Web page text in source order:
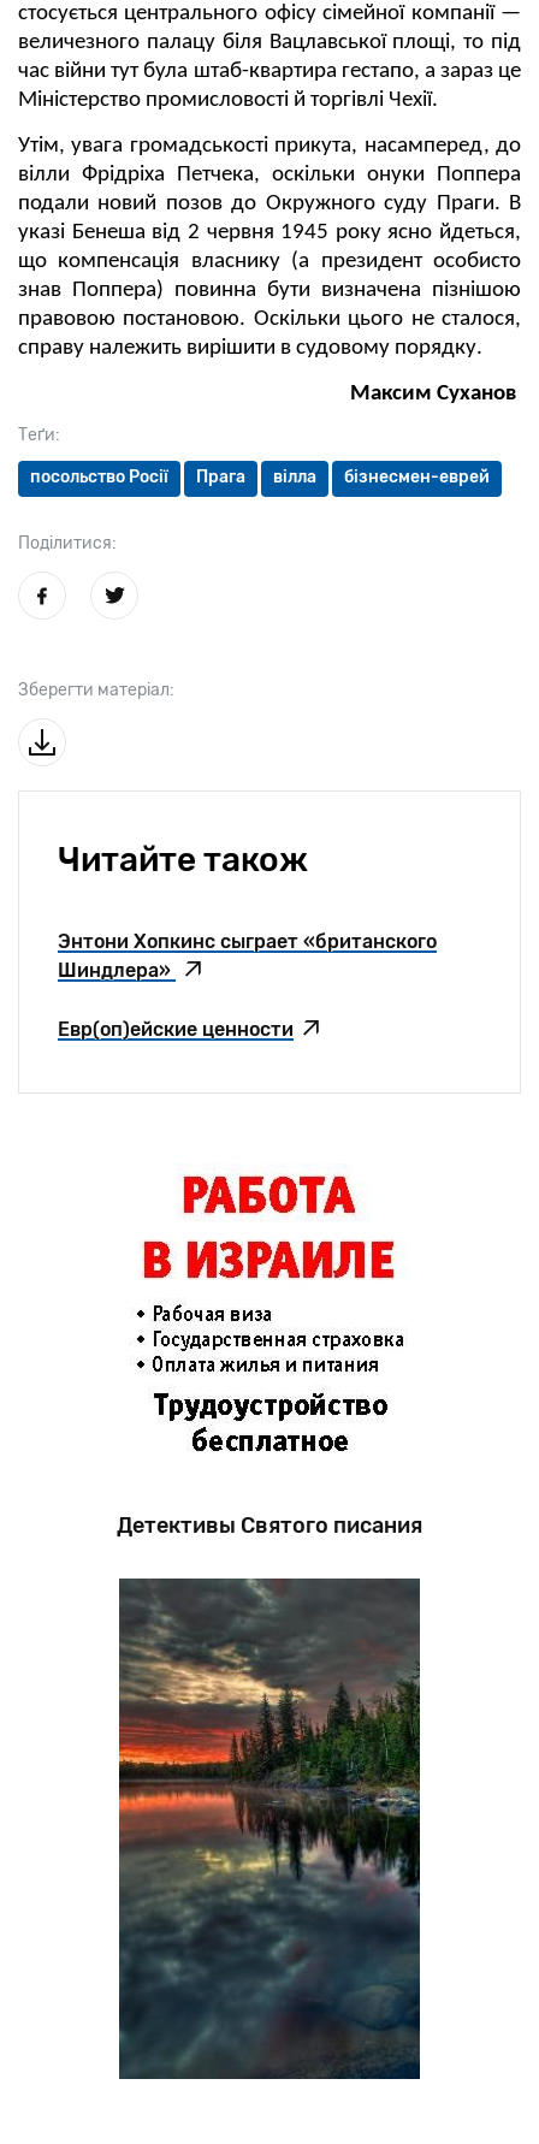
Теґи:
посольство Росії Прага вілла бізнесмен-еврей
Поділитися:
Зберегти матеріал:
стосується центрального офісу сімейної компанії —
величезного палацу біля Вацлавської площі, то під
час війни тут була штаб-квартира гестапо, а зараз це
Міністерство промисловості й торгівлі Чехії.
Утім, увага громадськості прикута, насамперед, до
вілли Фрідріха Петчека, оскільки онуки Поппера
подали новий позов до Окружного суду Праги. В
указі Бенеша від 2 червня 1945 року ясно йдеться,
що компенсація власнику (а президент особисто
знав Поппера) повинна бути визначена пізнішою
правовою постановою. Оскільки цього не сталося,
справу належить вирішити в судовому порядку.
Максим Суханов
Читайте також
Энтони Хопкинс сыграет «британского
Шиндлера»
Евр(оп)ейские ценности
Детективы Святого писания